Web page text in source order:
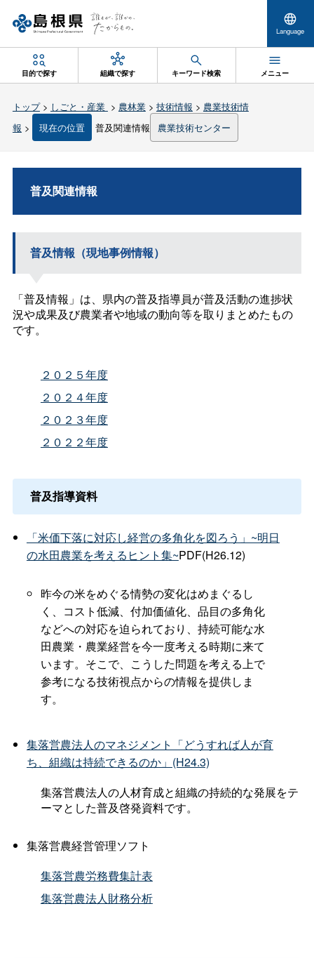
Language
目的で探す 組織で探す キーワード検索 メニュー
トップ> しごと・産業 > 農林業> 技術情報 > 農業技術情
報 > 現在の位置 普及関連情報 農業技術センター
普及関連情報
普及情報（現地事例情報）
「普及情報」は、県内の普及指導員が普及活動の進捗状
況や成果及び農業者や地域の動向等を取りまとめたもの
です。
２０２５年度
２０２４年度
２０２３年度
２０２２年度
普及指導資料
「米価下落に対応し経営の多角化を図ろう」~明日
の水田農業を考えるヒント集~PDF(H26.12)
昨今の米をめぐる情勢の変化はめまぐるし
く、コスト低減、付加価値化、品目の多角化
などへの対応を迫られており、持続可能な水
田農業・農業経営を今一度考える時期に来て
います。そこで、こうした問題を考える上で
参考になる技術視点からの情報を提供しま
す。
集落営農法人のマネジメント「どうすれば人が育
ち、組織は持続できるのか」(H24.3)
集落営農法人の人材育成と組織の持続的な発展をテ
ーマとした普及啓発資料です。
集落営農経営管理ソフト
集落営農労務費集計表
集落営農法人財務分析